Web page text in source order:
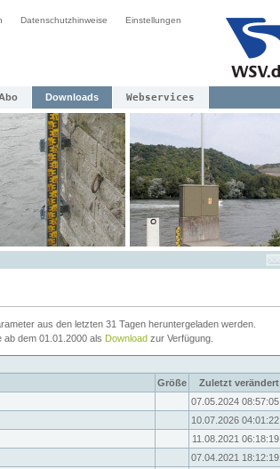
Datenschutzhinweise Einstellungen
Downloads Webservices
aus den letzten 31 Tagen heruntergeladen werden.
dem 01.01.2000 als Download zur Verfügung.
Größe
Zuletzt verändert
07.05.2024 08:57:05
10.07.2026 04:01:22
11.08.2021 06:18:19
07.04.2021 18:12:19